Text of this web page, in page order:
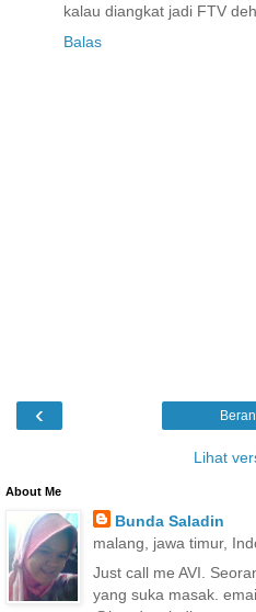
kalau diangkat jadi FTV deh
Balas
‹
Lihat
About Me
Bunda Saladin
malang, jawa timur,
Just call me AVI.
yang suka masak.